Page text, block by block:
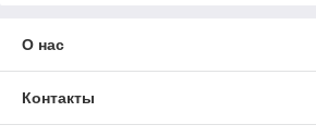
О нас
Контакты